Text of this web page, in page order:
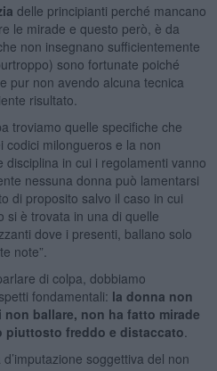
delle principianti perché mancano
le mirade e questo però, è da
non insegnano sufficientemente
sono fortunate poiché
pur non avendo alcuna tecnica
risultato.
troviamo quelle specifiche che
codici milongueros e la non
in cui i regolamenti vanno
nessuna donna può lamentarsi
di proposito salvo il caso in cui
si è trovata in una di quelle
dove i presenti, ballano solo
note”.
di colpa, dobbiamo
fondamentali: la donna non
ballare, non ha fatto mirade
piuttosto freddo e distaccato
soggettiva del non